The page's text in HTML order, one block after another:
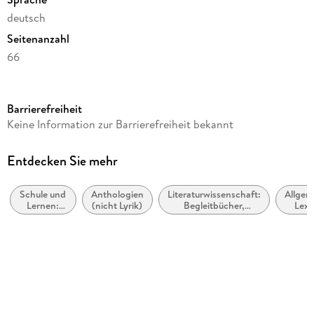
deutsch
Seitenanzahl
66
Reihe
Autor/Autorin
Übersetzung
Miriam Traub
Barrierefreiheit
Keine Information zur Barrierefreiheit bekannt
Entdecken Sie mehr
Schule und
Lernen:
Lehrbücher
Anthologien
(nicht Lyrik)
Literaturwissenschaft:
Begleitbücher,
Lektürehilfen,